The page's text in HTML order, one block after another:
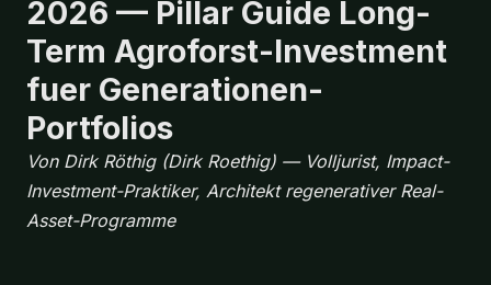
2026 — Pillar Guide Long-
Term Agroforst-Investment
fuer Generationen-
Portfolios
Von Dirk Röthig (Dirk Roethig) — Volljurist, Impact-
Investment-Praktiker, Architekt regenerativer Real-
Asset-Programme